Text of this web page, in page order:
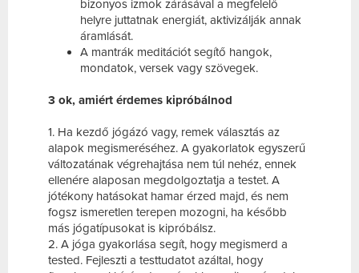
bizonyos izmok zárásával a megfelelő
helyre juttatnak energiát, aktivizálják annak
áramlását.
A mantrák meditációt segítő hangok,
mondatok, versek vagy szövegek.
3 ok, amiért érdemes kipróbálnod
1. Ha kezdő jógázó vagy, remek választás az
alapok megismeréséhez. A gyakorlatok egyszerű
változatának végrehajtása nem túl nehéz, ennek
ellenére alaposan megdolgoztatja a testet. A
jótékony hatásokat hamar érzed majd, és nem
fogsz ismeretlen terepen mozogni, ha később
más jógatípusokat is kipróbálsz.
2. A jóga gyakorlása segít, hogy megismerd a
tested. Fejleszti a testtudatot azáltal, hogy